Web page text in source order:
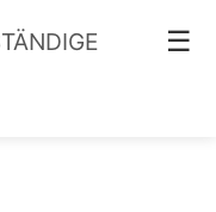
☰